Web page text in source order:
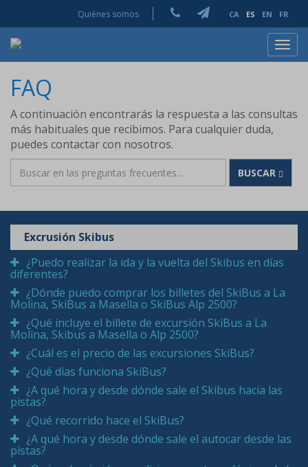
Quiénes somos CA ES EN FR
FAQ
A continuación encontrarás la respuesta a las consultas
más habituales que recibimos. Para cualquier duda,
puedes contactar con nosotros.
BUSCAR
Excrusión Skibus
¿Puedo realizar la ida y la vuelta del Skibus en días
diferentes?
¿Dónde puedo comprar los billetes del SkiBus a La
Molina, SkiBus a Masella o SkiBus Alp 2500?
¿Qué incluye el billete de excursión SkiBus a La
Molina, Skibus a Masella o Alp 2500?
¿Cuál es el precio de las excursiones SkiBus?
¿Qué días funciona SkiBus?
¿A qué hora y desde dónde sale el Skibus hacia las
pistas?
¿Qué recorrido hace el SkiBus?
¿A qué hora y desde dónde sale el autocar desde las
pistas?